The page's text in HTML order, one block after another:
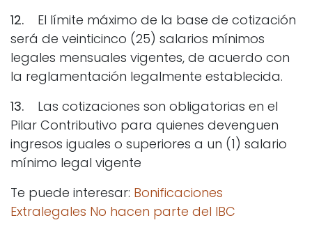
12. El límite máximo de la base de cotización
será de veinticinco (25) salarios mínimos
legales mensuales vigentes, de acuerdo con
la reglamentación legalmente establecida.
13. Las cotizaciones son obligatorias en el
Pilar Contributivo para quienes devenguen
ingresos iguales o superiores a un (1) salario
mínimo legal vigente
Te puede interesar: Bonificaciones
Extralegales No hacen parte del IBC